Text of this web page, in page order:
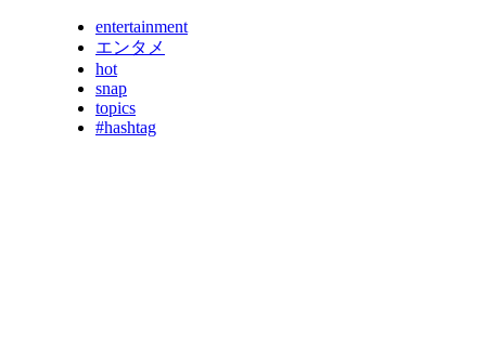
entertainment
エンタメ
hot
snap
topics
#hashtag